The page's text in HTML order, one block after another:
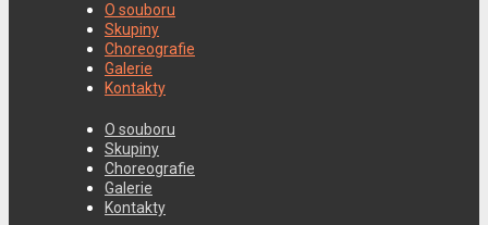
O souboru
Skupiny
Choreografie
Galerie
Kontakty
O souboru
Skupiny
Choreografie
Galerie
Kontakty